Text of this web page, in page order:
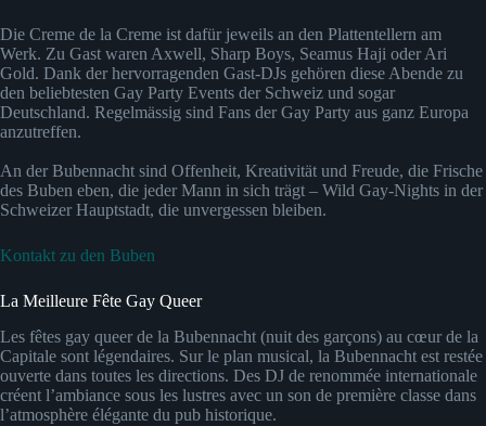
Die Creme de la Creme ist dafür jeweils an den Plattentellern am
Werk. Zu Gast waren Axwell, Sharp Boys, Seamus Haji oder Ari
Gold. Dank der hervorragenden Gast-DJs gehören diese Abende zu
den beliebtesten Gay Party Events der Schweiz und sogar
Deutschland. Regelmässig sind Fans der Gay Party aus ganz Europa
anzutreffen.
An der Bubennacht sind Offenheit, Kreativität und Freude, die Frische
des Buben eben, die jeder Mann in sich trägt – Wild Gay-Nights in der
Schweizer Hauptstadt, die unvergessen bleiben.
Kontakt zu den Buben
La Meilleure Fête Gay Queer
Les fêtes gay queer de la Bubennacht (nuit des garçons) au cœur de la
Capitale sont légendaires. Sur le plan musical, la Bubennacht est restée
ouverte dans toutes les directions. Des DJ de renommée internationale
créent l’ambiance sous les lustres avec un son de première classe dans
l’atmosphère élégante du pub historique.